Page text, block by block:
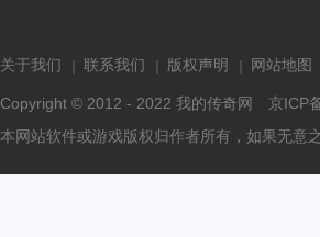
关于我们 联系我们 版权声明 网站地图
Copyright © 2012 - 2022 我的传奇网
京ICP
本网站软件或游戏版权归作者所有，如果无意